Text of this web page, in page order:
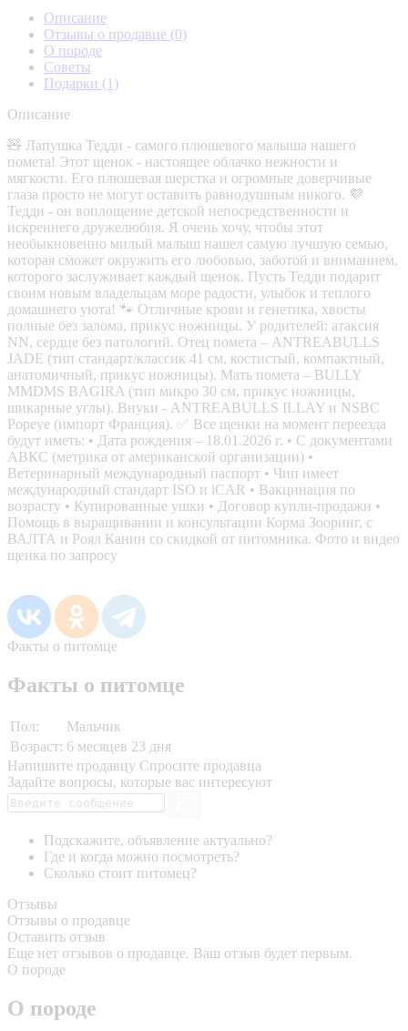
Описание
Отзывы о продавце (0)
О породе
Советы
Подарки (1)
Описание
🧸 Лапушка Тедди - самого плюшевого малыша нашего
помета! Этот щенок - настоящее облачко нежности и
мягкости. Его плюшевая шерстка и огромные доверчивые
глаза просто не могут оставить равнодушным никого. 💜
Тедди - он воплощение детской непосредственности и
искреннего дружелюбия. Я очень хочу, чтобы этот
необыкновенно милый малыш нашел самую лучшую семью,
которая сможет окружить его любовью, заботой и вниманием,
которого заслуживает каждый щенок. Пусть Тедди подарит
своим новым владельцам море радости, улыбок и теплого
домашнего уюта! 🐾 Отличные крови и генетика, хвосты
полные без залома, прикус ножницы. У родителей: атаксия
NN, сердце без патологий. Отец помета – ANTREABULLS
JADE (тип стандарт/классик 41 см, костистый, компактный,
анатомичный, прикус ножницы). Мать помета – BULLY
MMDMS BAGIRA (тип микро 30 см, прикус ножницы,
шикарные углы). Внуки - ANTREABULLS ILLAY и NSBC
Popeye (импорт Франция). ✅ Все щенки на момент переезда
будут иметь: • Дата рождения – 18.01.2026 г. • С документами
АВКС (метрика от американской организации) •
Ветеринарный международный паспорт • Чип имеет
международный стандарт ISO и iCAR • Вакцинация по
возрасту • Купированные ушки • Договор купли-продажи •
Помощь в выращивании и консультации Корма Зооринг, с
ВАЛТА и Роял Канин со скидкой от питомника. Фото и видео
щенка по запросу
Факты о питомце
Факты о питомце
Пол:
Мальчик
Возраст: 6 месяцев 23 дня
Напишите продавцу Спросите продавца
Задайте вопросы, которые вас интересуют
Подскажите, объявление актуально?
Где и когда можно посмотреть?
Сколько стоит питомец?
Отзывы
Отзывы о продавце
Оставить отзыв
Еще нет отзывов о продавце. Ваш отзыв будет первым.
О породе
О породе